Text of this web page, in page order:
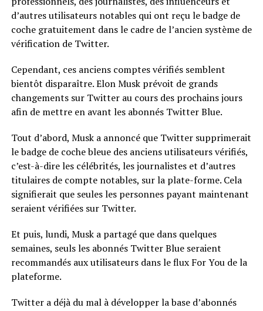
d’autres utilisateurs notables qui ont reçu le badge de
coche gratuitement dans le cadre de l’ancien système de
vérification de Twitter.
Cependant, ces anciens comptes vérifiés semblent
bientôt disparaître. Elon Musk prévoit de grands
changements sur Twitter au cours des prochains jours
afin de mettre en avant les abonnés Twitter Blue.
Tout d’abord, Musk a annoncé que Twitter supprimerait
le badge de coche bleue des anciens utilisateurs vérifiés,
c’est-à-dire les célébrités, les journalistes et d’autres
titulaires de compte notables, sur la plate-forme. Cela
signifierait que seules les personnes payant maintenant
seraient vérifiées sur Twitter.
Et puis, lundi, Musk a partagé que dans quelques
semaines, seuls les abonnés Twitter Blue seraient
recommandés aux utilisateurs dans le flux For You de la
plateforme.
Twitter a déjà du mal à développer la base d’abonnés